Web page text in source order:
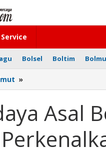
Bolsel Boltim
»
Budaya
Bolmut
Ersad
Mamonto
Perkenalkan
Asal